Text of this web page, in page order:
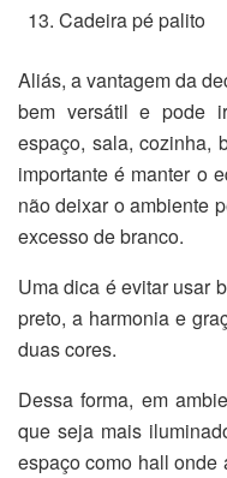
Cadeira pé palito
Aliás, a vantagem da
bem versátil e pode
espaço, sala, cozinha,
importante é manter o
não deixar o ambiente
excesso de branco.
Uma dica é evitar usar
preto, a harmonia e
duas cores.
Dessa forma, em
que seja mais
espaço como hall onde